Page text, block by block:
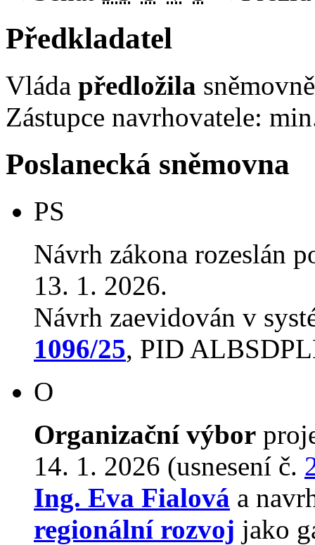
Předkladatel
Vláda předložila
Zástupce navrhovatele:
Poslanecká sněmovna
PS
Návrh zákona rozeslán
13. 1. 2026.
Návrh zaevidován v
1096/25, PID
O
Organizační výbor
14. 1. 2026 (usnesení č.
Ing. Eva Fialová a
regionální rozvoj jako